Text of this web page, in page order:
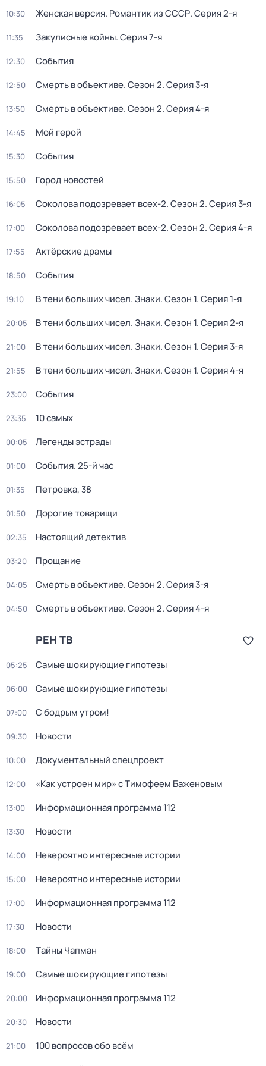
10:30 Женская версия. Романтик из СССР. Серия 2-я
11:35 Закулисные войны. Серия 7-я
12:30 События
12:50 Смерть в объективе. Сезон 2. Серия 3-я
13:50 Смерть в объективе. Сезон 2. Серия 4-я
14:45 Мой герой
15:30 События
15:50 Город новостей
16:05 Соколова подозревает всех-2. Сезон 2. Серия 3-я
17:00 Соколова подозревает всех-2. Сезон 2. Серия 4-я
17:55 Актёрские драмы
18:50 События
19:10 В тени больших чисел. Знаки. Сезон 1. Серия 1-я
20:05 В тени больших чисел. Знаки. Сезон 1. Серия 2-я
21:00 В тени больших чисел. Знаки. Сезон 1. Серия 3-я
21:55 В тени больших чисел. Знаки. Сезон 1. Серия 4-я
23:00 События
23:35 10 самых
00:05 Легенды эстрады
01:00 События. 25-й час
01:35 Петровка, 38
01:50 Дорогие товарищи
02:35 Настоящий детектив
03:20 Прощание
04:05 Смерть в объективе. Сезон 2. Серия 3-я
04:50 Смерть в объективе. Сезон 2. Серия 4-я
РЕН ТВ
05:25 Самые шoкиpующие гипотезы
06:00 Самые шoкиpующие гипотезы
07:00 С бодрым утром!
09:30 Новости
10:00 Докyментальный спецпроeкт
12:00 «Как устроен мир» с Тимофеем Баженовым
13:00 Информационная программа 112
13:30 Новости
14:00 Невероятно интересные истории
15:00 Невероятно интересные истории
17:00 Информационная программа 112
17:30 Новости
18:00 Тaйны Чапман
19:00 Самые шoкиpующие гипотезы
20:00 Информационная программа 112
20:30 Новости
21:00 100 вопросов обо всём